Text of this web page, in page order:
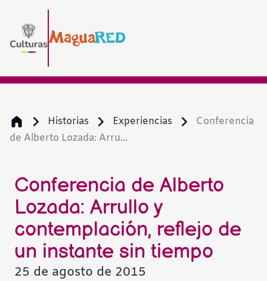
Historias Experiencias
Conferencia
de Alberto Lozada: Arru...
Conferencia de Alberto
Lozada: Arrullo y
contemplación, reflejo de
un instante sin tiempo
25 de agosto de 2015